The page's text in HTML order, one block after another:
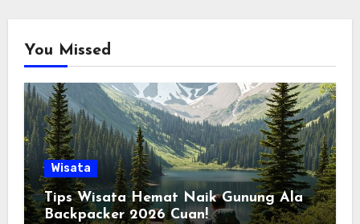
You Missed
Wisata
Tips Wisata Hemat Naik Gunung Ala
Backpacker 2026 Cuan!